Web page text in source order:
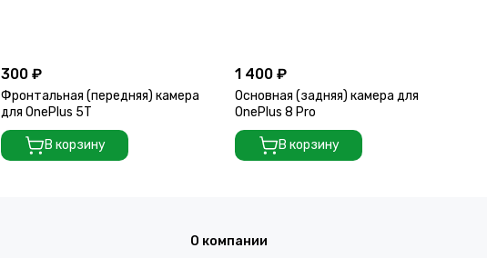
300 ₽
Фронтальная (передняя) камера
для OnePlus 5T
В корзину
1 400 ₽
Основная (задняя) камера для
OnePlus 8 Pro
В корзину
О компании